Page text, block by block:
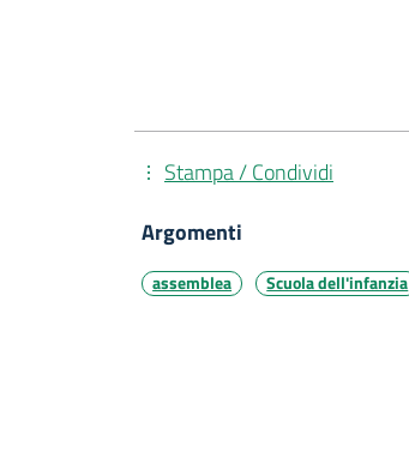
Stampa / Condividi
Argomenti
assemblea Scuola dell'infanzia